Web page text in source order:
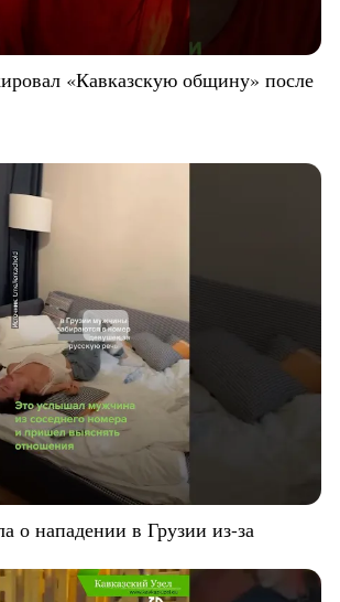
«Кавказскую общину» после
о нападении в Грузии из-за